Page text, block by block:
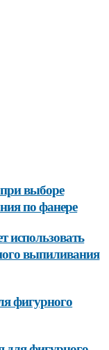
выборе
по фанере
использовать
выпиливания
фигурного